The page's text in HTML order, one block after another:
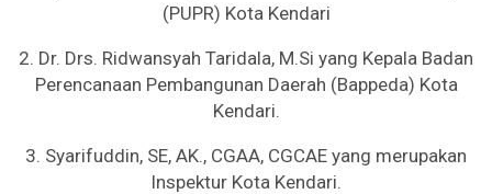
(PUPR) Kota Kendari
2. Dr. Drs. Ridwansyah Taridala, M.Si yang Kepala Badan
Perencanaan Pembangunan Daerah (Bappeda) Kota
Kendari.
3. Syarifuddin, SE, AK., CGAA, CGCAE yang merupakan
Inspektur Kota Kendari.